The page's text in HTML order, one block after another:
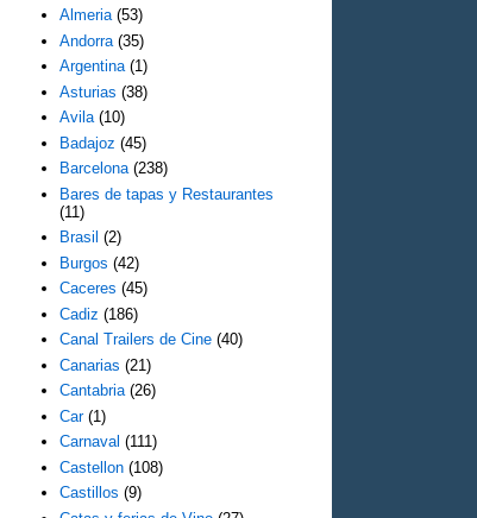
Almeria (53)
Andorra (35)
Argentina (1)
Asturias (38)
Avila (10)
Badajoz (45)
Barcelona (238)
Bares de tapas y Restaurantes
(11)
Brasil (2)
Burgos (42)
Caceres (45)
Cadiz (186)
Canal Trailers de Cine (40)
Canarias (21)
Cantabria (26)
Car (1)
Carnaval (111)
Castellon (108)
Castillos (9)